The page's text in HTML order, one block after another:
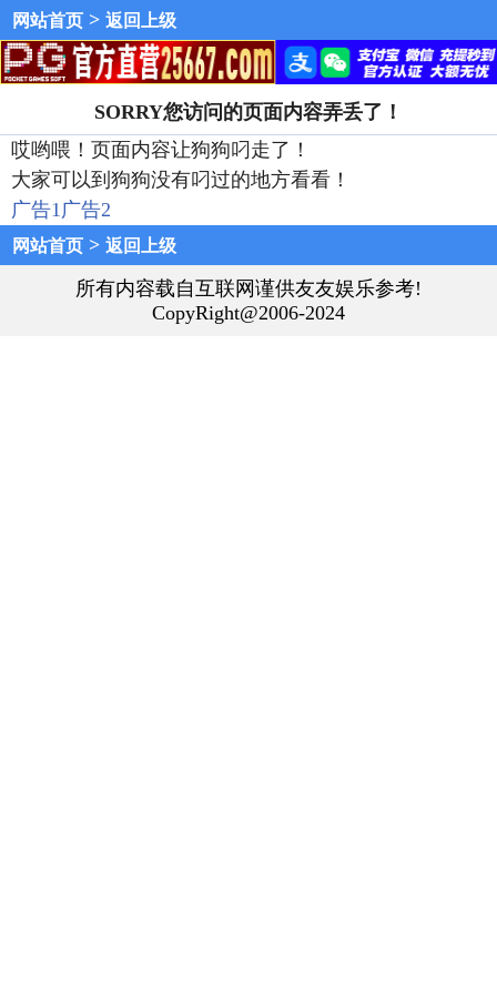
网站首页 > 返回上级
SORRY您访问的页面内容弄丢了！
哎哟喂！页面内容让狗狗叼走了！
大家可以到狗狗没有叼过的地方看看！
广告1广告2
网站首页 > 返回上级
所有内容载自互联网谨供友友娱乐参考!
CopyRight@2006-2024